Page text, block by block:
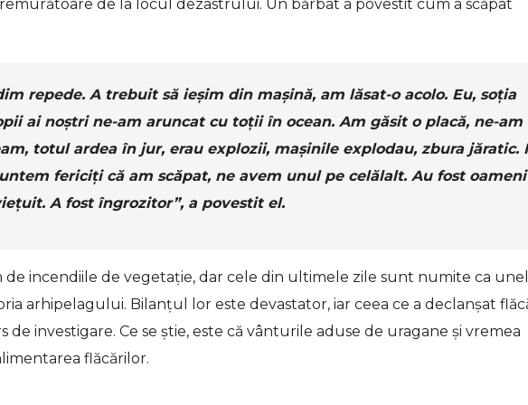
de la locul dezastrului. Un bărbat a povestit cum a scăpat
repede. A trebuit să ieșim din mașină, am lăsat-o acolo. Eu, soția
ai noștri ne-am aruncat cu toții în ocean. Am găsit o placă, ne-am
totul ardea în jur, erau explozii, mașinile explodau, zbura jăratic.
fericiți că am scăpat, ne avem unul pe celălalt. Au fost oameni
A fost îngrozitor”, a povestit el.
de incendiile de vegetație, dar cele din ultimele zile sunt numite ca
arhipelagului. Bilanțul lor este devastator, iar ceea ce a declanșat
de investigare. Ce se știe, este că vânturile aduse de uragane și vremea
flăcărilor.